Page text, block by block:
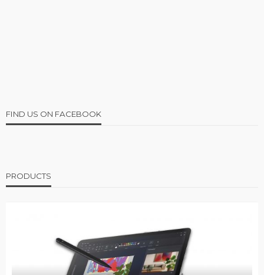
FIND US ON FACEBOOK
PRODUCTS